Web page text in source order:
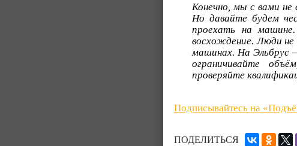
Конечно, мы с вами
Но давайте будем
проехать на
восхождение. Люди не
машинах. На Эльбрус
ограничивайте
проверяйте
Подписывайтесь на
ПОДЕЛИТЬСЯ